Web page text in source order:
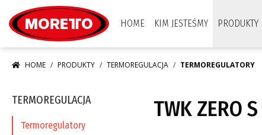
HOME
KIM JESTEŚMY PRODUKTY
HOME PRODUKTY TERMOREGULACJA TERMOREGULATORY
TWK ZERO S
TERMOREGULACJA
Termoregulatory